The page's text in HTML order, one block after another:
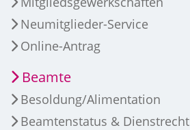
Neumitglieder-Service
Online-Antrag
Beamte
Besoldung/Alimentation
Beamtenstatus & Dienstrecht